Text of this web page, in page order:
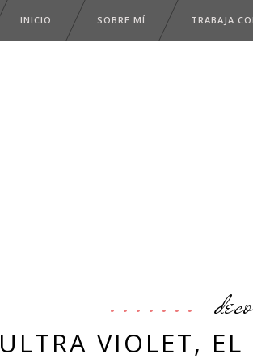
INICIO SOBRE MÍ TRABAJA
ULTRA VIOLET,